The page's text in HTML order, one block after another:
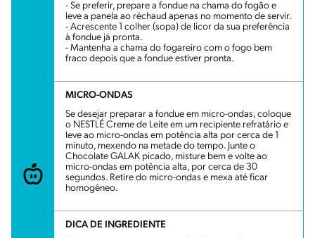
- Se preferir, prepare a fondue na chama do fogão e
leve a panela ao réchaud apenas no momento de servir.
- Acrescente 1 colher (sopa) de licor da sua preferência
à fondue já pronta.
- Mantenha a chama do fogareiro com o fogo bem
fraco depois que a fondue estiver pronta.
MICRO-ONDAS
Se desejar preparar a fondue em micro-ondas, coloque
o NESTLÉ Creme de Leite em um recipiente refratário e
leve ao micro-ondas em potência alta por cerca de 1
minuto, mexendo na metade do tempo. Junte o
Chocolate GALAK picado, misture bem e volte ao
micro-ondas em potência alta, por cerca de 30
segundos. Retire do micro-ondas e mexa até ficar
homogêneo.
DICA DE INGREDIENTE